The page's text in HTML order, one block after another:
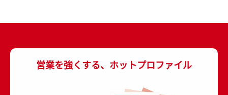
営業を強くする、ホットプロファイル